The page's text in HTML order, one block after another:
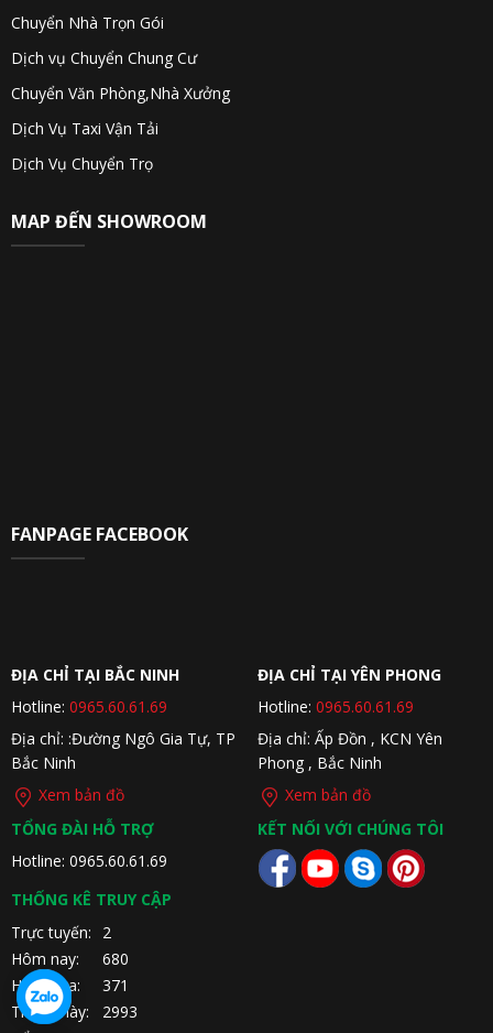
Chuyển Nhà Trọn Gói
Dịch vụ Chuyển Chung Cư
Chuyển Văn Phòng,Nhà Xưởng
Dịch Vụ Taxi Vận Tải
Dịch Vụ Chuyển Trọ
MAP ĐẾN SHOWROOM
FANPAGE FACEBOOK
ĐỊA CHỈ TẠI BẮC NINH
Hotline: 0965.60.61.69
Địa chỉ: :Đường Ngô Gia Tự, TP
Bắc Ninh
Xem bản đồ
ĐỊA CHỈ TẠI YÊN PHONG
Hotline: 0965.60.61.69
Địa chỉ: Ấp Đồn , KCN Yên
Phong , Bắc Ninh
Xem bản đồ
TỔNG ĐÀI HỖ TRỢ
Hotline: 0965.60.61.69
KẾT NỐI VỚI CHÚNG TÔI
THỐNG KÊ TRUY CẬP
Trực tuyến:
2
Hôm nay:
680
Hôm qua:
371
Tháng này:
2993